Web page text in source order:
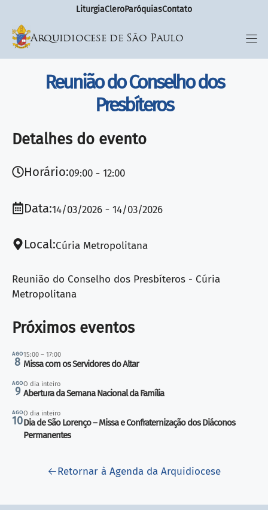
LiturgiaCleroParóquiasContato
Arquidiocese de São Paulo
Reunião do Conselho dos
Presbíteros
Detalhes do evento
Horário:09:00 12:00
Data:14/03/2026 14/03/2026
Local:Cúria Metropolitana
Reunião do Conselho dos Presbíteros - Cúria
Metropolitana
Próximos eventos
AGO
8
15:00 – 17:00
Missa com os Servidores do Altar
AGO
9
O dia inteiro
Abertura da Semana Nacional da Família
AGO
10
O dia inteiro
Dia de São Lorenço – Missa e Confraternização dos Diáconos
Permanentes
Retornar à Agenda da Arquidiocese